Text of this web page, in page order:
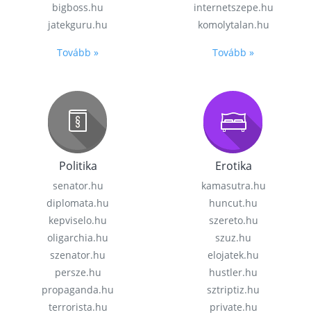
bigboss.hu
jatekguru.hu
Tovább »
internetszepe.hu
komolytalan.hu
Tovább »
Politika
senator.hu
diplomata.hu
kepviselo.hu
oligarchia.hu
szenator.hu
persze.hu
propaganda.hu
terrorista.hu
Erotika
kamasutra.hu
huncut.hu
szereto.hu
szuz.hu
elojatek.hu
hustler.hu
sztriptiz.hu
private.hu